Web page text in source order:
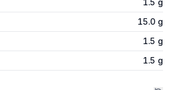
15.0 g
1.5 g
1.5 g